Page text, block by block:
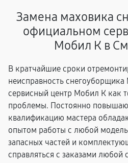
Замена маховика
официальном
Мобил К в
В кратчайшие сроки
неисправность
сервисный центр Мобил К как
проблемы. Постоянно
квалификацию мастера
опытом работы с любой
запасных частей и
справляться с заказами любой